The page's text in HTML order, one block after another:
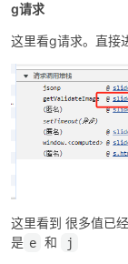
jie.
g请求
这里看g请求。直接
这里看到 很多值已
是 e 和 j